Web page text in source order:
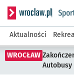
Serwis
Aktualności
WROCŁAW